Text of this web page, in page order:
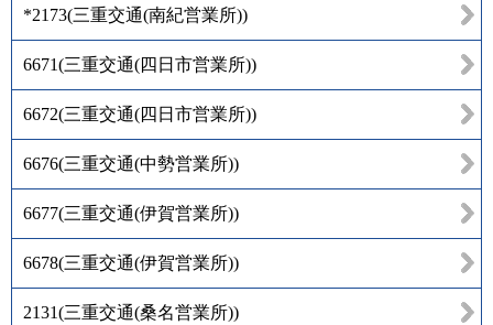
*2173(三重交通(南紀営業所))
6671(三重交通(四日市営業所))
6672(三重交通(四日市営業所))
6676(三重交通(中勢営業所))
6677(三重交通(伊賀営業所))
6678(三重交通(伊賀営業所))
2131(三重交通(桑名営業所))